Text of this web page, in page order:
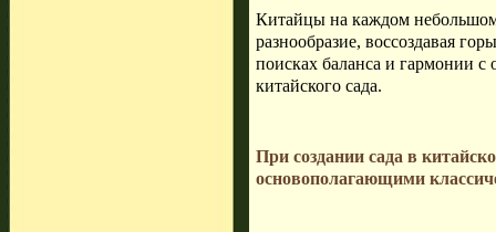
Китайцы на каждом небольшом
разнообразие, воссоздавая
поисках баланса и гармонии
китайского сада.
При создании сада в
основополагающими